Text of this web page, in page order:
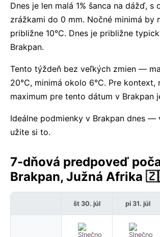
Dnes je len malá 1% šanca na dážď, s
zrážkami do 0 mm. Nočné minimá by
približne 10°C. Dnes je približne
Brakpan.
Tento týždeň bez veľkých zmien —
20°C, minimá okolo 6°C. Pre kontext,
maximum pre tento dátum v Brakpan
Ideálne podmienky v Brakpan dnes —
užite si to.
7-dňová predpoveď
Brakpan, Južná Afrika
št 30. júl pi 31. júl